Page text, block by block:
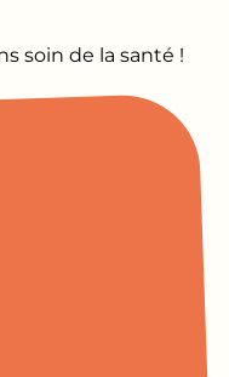
soin de la santé !